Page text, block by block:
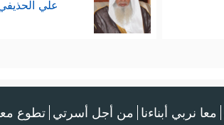
علي
معا نربي أبناءنا من أجل أسرتي تطوع